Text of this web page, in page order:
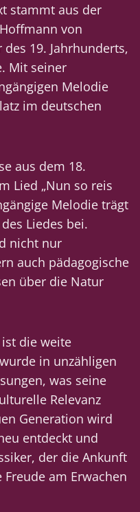
stammt aus der
von
19. Jahrhunderts,
Mit seiner
Melodie
im deutschen
aus dem 18.
Lied „Nun so reis
Melodie trägt
Liedes bei.
nicht nur
auch pädagogische
über die Natur
die weite
in unzähligen
was seine
Relevanz
Generation wird
entdeckt und
der die Ankunft
am Erwachen